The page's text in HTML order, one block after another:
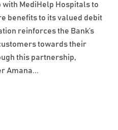
with MediHelp Hospitals to
benefits to its valued debit
reinforces the Bank’s
towards their
this partnership,
Amana...